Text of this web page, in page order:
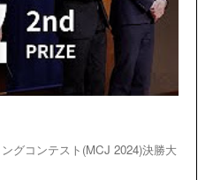
グコンテスト(MCJ 2024)決勝大